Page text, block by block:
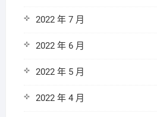
2022 年 7 月
2022 年 6 月
2022 年 5 月
2022 年 4 月